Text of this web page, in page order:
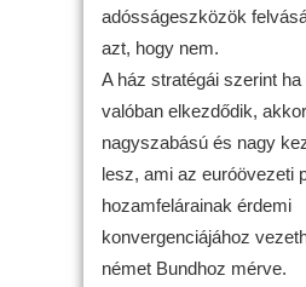
adósságeszközök
azt, hogy nem.
A ház stratégái szerint
valóban elkezdődik,
nagyszabású és nagy
lesz, ami az euróövezeti
hozamfelárainak érdemi
konvergenciájához
német Bundhoz mérve.